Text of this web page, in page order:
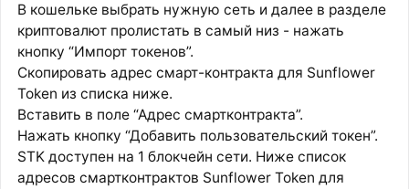
В кошельке выбрать нужную сеть и далее в разделе
криптовалют пролистать в самый низ - нажать
кнопку “Импорт токенов”.
Скопировать адрес смарт-контракта для Sunflower
Token из списка ниже.
Вставить в поле “Адрес смартконтракта”.
Нажать кнопку “Добавить пользовательский токен”.
STK доступен на 1 блокчейн сети. Ниже список
адресов смартконтрактов Sunflower Token для